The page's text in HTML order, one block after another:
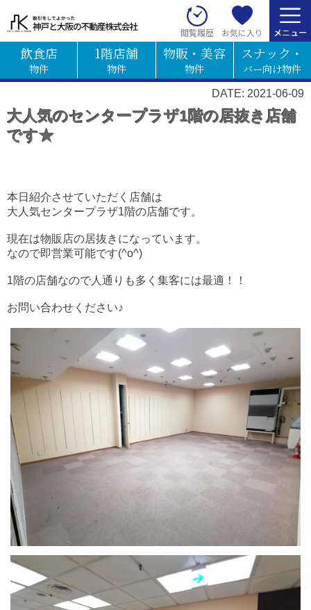
閲覧履歴 お気に入り
飲食店
物件
1階店舗
物件
物販・美容
物件
スナック・
バー向け物件
DATE: 2021-06-09
大人気のセンタープラザ1階の居抜き店舗
です★
本日紹介させていただく店舗は
大人気センタープラザ1階の店舗です。
現在は物販店の居抜きになっています。
なので即営業可能です(^o^)
1階の店舗なので人通りも多く集客には最適！！
お問い合わせください♪